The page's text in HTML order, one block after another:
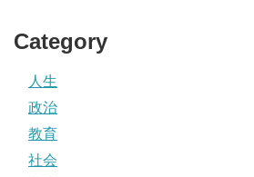
Category
人生
政治
教育
社会